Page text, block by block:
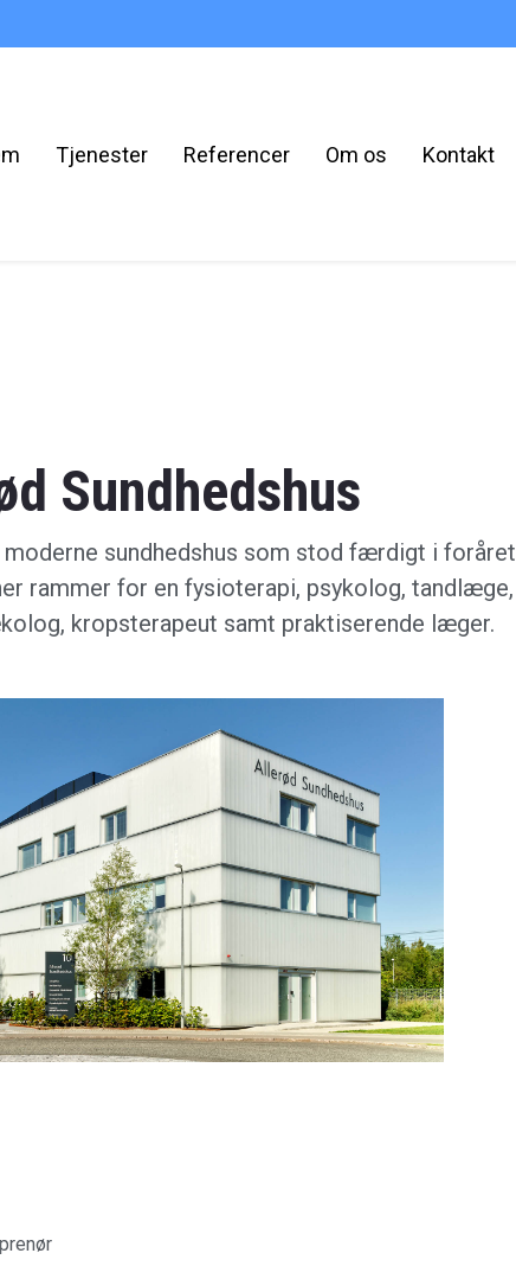
Tjenester Referencer Om os Kontakt
Sundhedshus
moderne sundhedshus som stod færdigt i foråret
rammer for en fysioterapi, psykolog, tandlæge,
kropsterapeut samt praktiserende læger.